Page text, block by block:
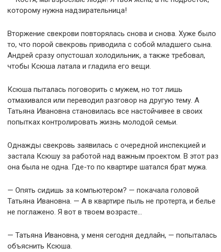
которому нужна надзирательница!
Вторжение свекрови повторялась снова и снова. Хуже было
то, что порой свекровь приводила с собой младшего сына.
Андрей сразу опустошал холодильник, а также требовал,
чтобы Ксюша латала и гладила его вещи.
Ксюша пыталась поговорить с мужем, но тот лишь
отмахивался или переводил разговор на другую тему. А
Татьяна Ивановна становилась все настойчивее в своих
попытках контролировать жизнь молодой семьи.
Однажды свекровь заявилась с очередной инспекцией и
застала Ксюшу за работой над важным проектом. В этот раз
она была не одна. Где-то по квартире шатался брат мужа.
— Опять сидишь за компьютером? — покачала головой
Татьяна Ивановна. — А в квартире пыль не протерта, и белье
не поглажено. Я вот в твоем возрасте…
— Татьяна Ивановна, у меня сегодня дедлайн, — попыталась
объяснить Ксюша.